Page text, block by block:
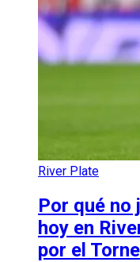
River Plate
Por qué no
hoy en
por el